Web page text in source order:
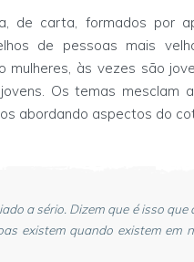
de carta, formados por
de pessoas mais
mulheres, às vezes são
Os temas mesclam
abordando aspectos do
a sério. Dizem que é isso
existem quando existem em